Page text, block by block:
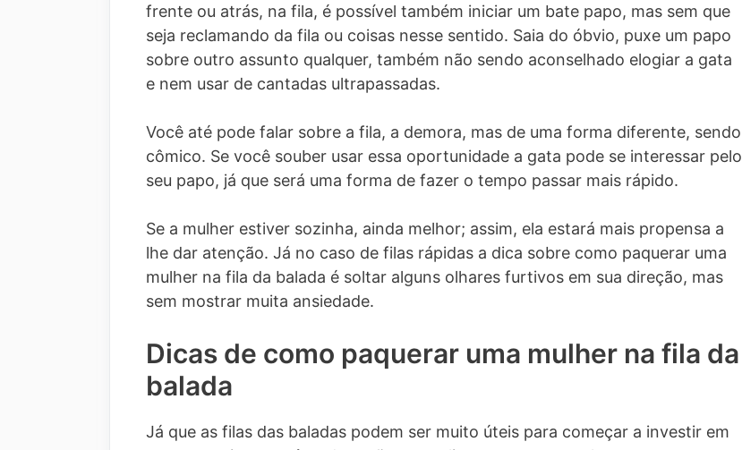
frente ou atrás, na fila, é possível também iniciar um bate papo, mas sem que
seja reclamando da fila ou coisas nesse sentido. Saia do óbvio, puxe um papo
sobre outro assunto qualquer, também não sendo aconselhado elogiar a gata
e nem usar de cantadas ultrapassadas.
Você até pode falar sobre a fila, a demora, mas de uma forma diferente, sendo
cômico. Se você souber usar essa oportunidade a gata pode se interessar pelo
seu papo, já que será uma forma de fazer o tempo passar mais rápido.
Se a mulher estiver sozinha, ainda melhor; assim, ela estará mais propensa a
lhe dar atenção. Já no caso de filas rápidas a dica sobre como paquerar uma
mulher na fila da balada é soltar alguns olhares furtivos em sua direção, mas
sem mostrar muita ansiedade.
Dicas de como paquerar uma mulher na fila da
balada
Já que as filas das baladas podem ser muito úteis para começar a investir em